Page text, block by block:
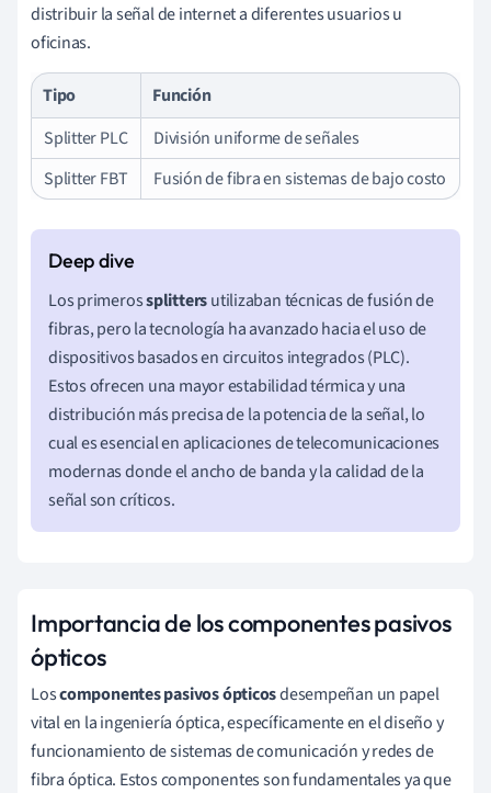
distribuir la señal de internet a diferentes usuarios u
oficinas.
Tipo
Función
Splitter PLC
División uniforme de señales
Splitter FBT
Fusión de fibra en sistemas de bajo costo
Los primerossplittersutilizaban técnicas de fusión de
fibras, pero la tecnología ha avanzado hacia el uso de
dispositivos basados en circuitos integrados (PLC).
Estos ofrecen una mayor estabilidad térmica y una
distribución más precisa de la potencia de la señal, lo
cual es esencial en aplicaciones de telecomunicaciones
modernas donde el ancho de banda y la calidad de la
señal son críticos.
Importancia de los componentes pasivos
ópticos
Loscomponentes pasivos ópticosdesempeñan un papel
vital en la ingeniería óptica, específicamente en el diseño y
funcionamiento de sistemas de comunicación y redes de
fibra óptica. Estos componentes son fundamentales ya que